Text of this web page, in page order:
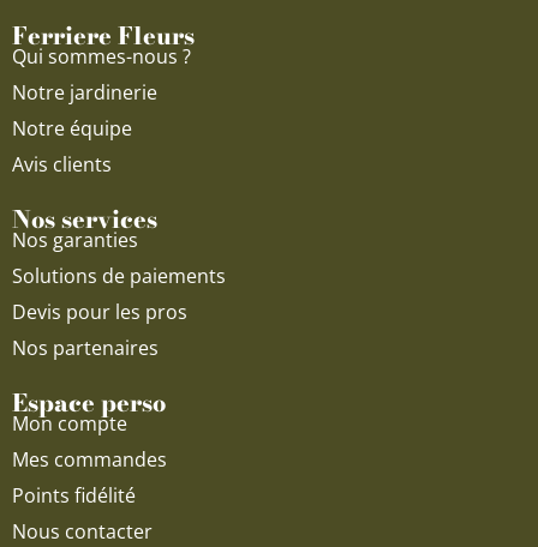
Ferriere Fleurs
Qui sommes-nous ?
Notre jardinerie
Notre équipe
Avis clients
Nos services
Nos garanties
Solutions de paiements
Devis pour les pros
Nos partenaires
Espace perso
Mon compte
Mes commandes
Points fidélité
Nous contacter